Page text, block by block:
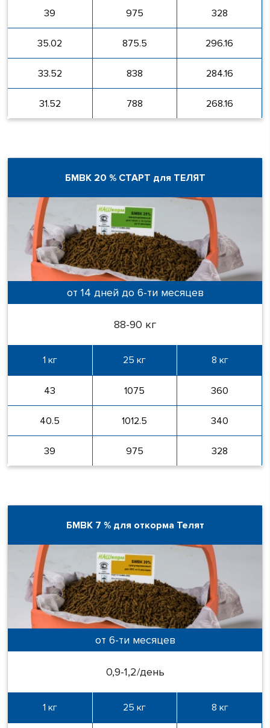
39
35.02
33.52
31.52
975
875.5
838
788
328
296.16
284.16
268.16
БМВК 20 % СТАРТ для ТЕЛЯТ
от 14 дней до 6-ти месяцев
88-90 кг
1 кг
43
40.5
39
25 кг
1075
1012.5
975
8 кг
360
340
328
БМВК 7 % для откорма Телят
от 6-ти месяцев
0,9-1,2/день
1 кг 25 кг 8 кг